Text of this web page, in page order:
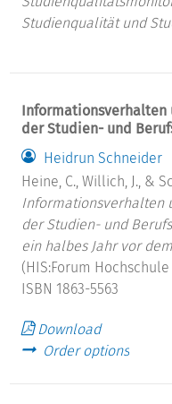
Studienqualität und
Informationsverhalten
der Studien- und
Heidrun Schneider
Heine, C., Willich, J., &
Informationsverhalten
der Studien- und
ein halbes Jahr vor
(HIS:Forum
ISBN 1863-5563
Download
Order options